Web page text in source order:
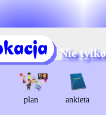
Nie
plan ankieta